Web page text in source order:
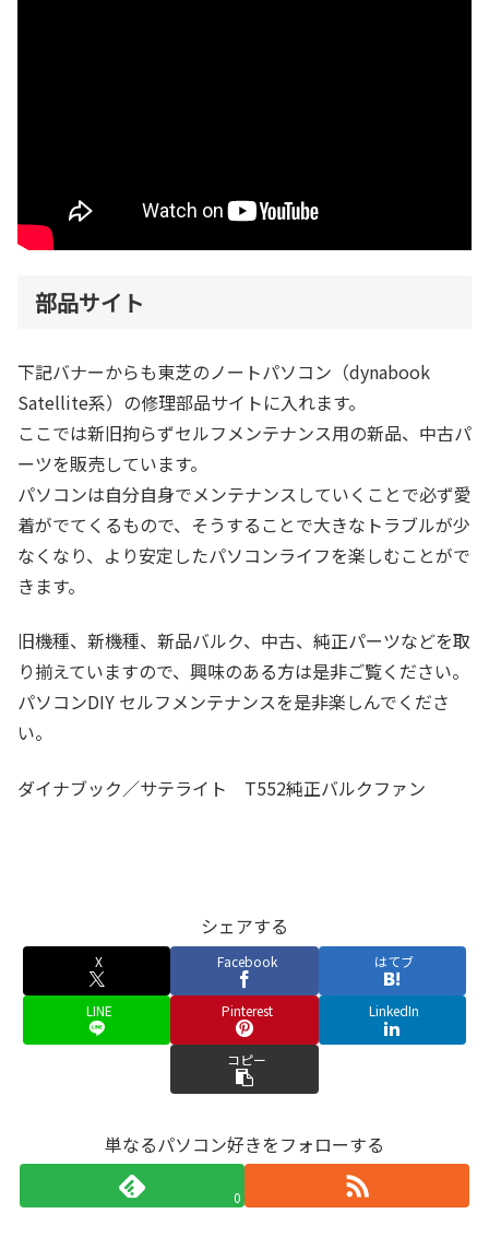
部品サイト
下記バナーからも東芝のノートパソコン（dynabook
Satellite系）の修理部品サイトに入れます。
ここでは新旧拘らずセルフメンテナンス用の新品、中古パ
ーツを販売しています。
パソコンは自分自身でメンテナンスしていくことで必ず愛
着がでてくるもので、そうすることで大きなトラブルが少
なくなり、より安定したパソコンライフを楽しむことがで
きます。
旧機種、新機種、新品バルク、中古、純正パーツなどを取
り揃えていますので、興味のある方は是非ご覧ください。
パソコンDIY セルフメンテナンスを是非楽しんでくださ
い。
ダイナブック／サテライト T552純正バルクファン
シェアする
X Facebook はてブ
LINE Pinterest LinkedIn
コピー
単なるパソコン好きをフォローする
0